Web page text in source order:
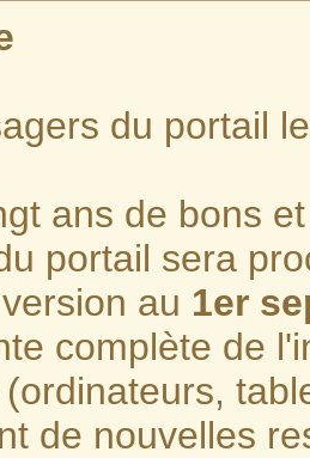
du portail
ans de bons
portail sera
au 1er
complète de
de nouvelles